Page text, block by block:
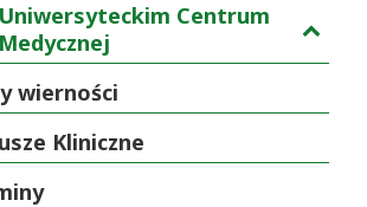
Centrum
wierności
Kliniczne